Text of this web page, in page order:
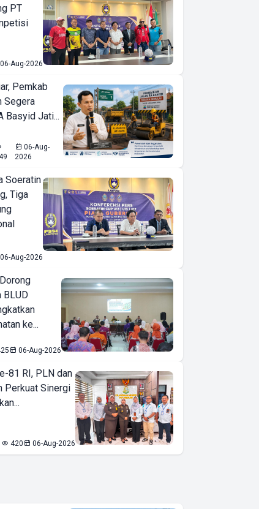
PT
06-Aug-2026
Pemkab
Segera
Basyid Jati...
06-Aug-
2026
Soeratin
Tiga
06-Aug-2026
BLUD
ke...
06-Aug-2026
81 RI, PLN dan
Perkuat Sinergi
420 06-Aug-2026